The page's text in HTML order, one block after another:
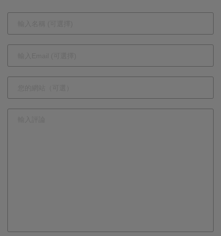
娛樂產業話
題
道株式會
社 CFO松
下琢磨談多
角化布局